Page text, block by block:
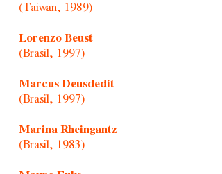
(Taiwan, 1989)
Lorenzo Beust
(Brasil, 1997)
Marcus Deusdedit
(Brasil, 1997)
Marina Rheingantz
(Brasil, 1983)